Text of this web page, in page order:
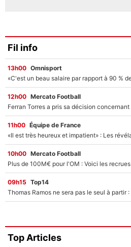
Fil info
13h00 Omnisport
12h00 Mercato Football
11h00 Équipe de France
10h00 Mercato Football
09h15 Top14
Top Articles